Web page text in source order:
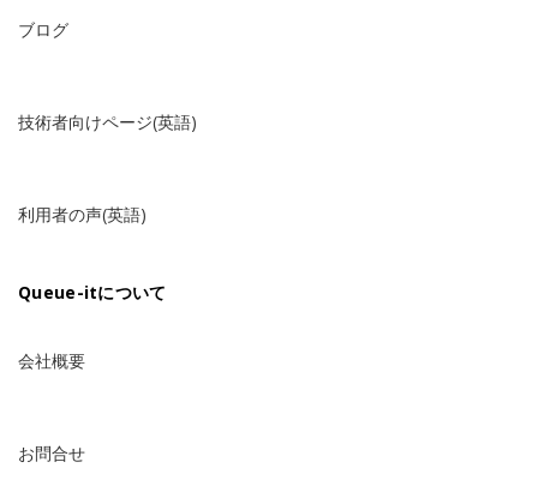
ブログ
技術者向けページ(英語)
利用者の声(英語)
Queue-itについて
会社概要
お問合せ